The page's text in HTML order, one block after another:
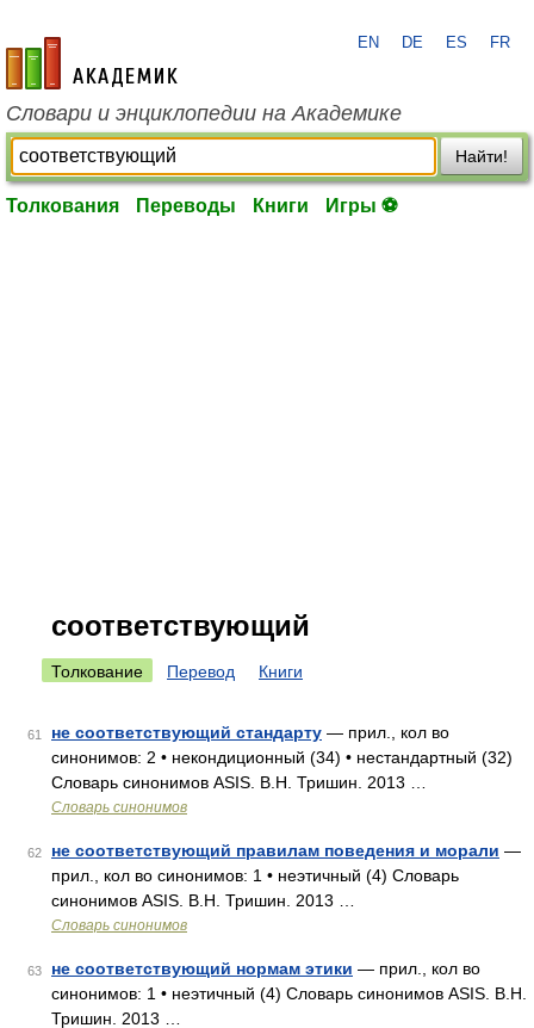
academic.ru
EN DE ES FR
Словари и энциклопедии на Академике
Найти!
Толкования Переводы Книги Игры ⚽
соответствующий
Толкование Перевод Книги
61 не соответствующий стандарту — прил., кол во
синонимов: 2 • некондиционный (34) • нестандартный (32)
Словарь синонимов ASIS. В.Н. Тришин. 2013 …
Словарь синонимов
62 не соответствующий правилам поведения и морали —
прил., кол во синонимов: 1 • неэтичный (4) Словарь
синонимов ASIS. В.Н. Тришин. 2013 …
Словарь синонимов
63 не соответствующий нормам этики — прил., кол во
синонимов: 1 • неэтичный (4) Словарь синонимов ASIS. В.Н.
Тришин. 2013 …